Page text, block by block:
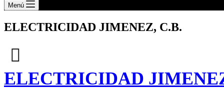
Menú
ELECTRICIDAD JIMENEZ, C.B.
ELECTRICIDAD